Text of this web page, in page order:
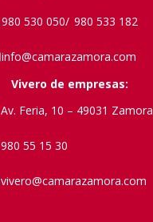
980 530 050/ 980 533 182
info@camarazamora.com
Vivero de empresas:
Av. Feria, 10 – 49031 Zamora
980 55 15 30
vivero@camarazamora.com